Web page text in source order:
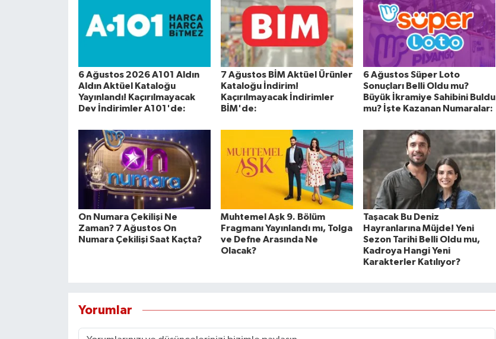
6 Ağustos 2026 A101 Aldın
Aldın Aktüel Kataloğu
Yayınlandı! Kaçırılmayacak
Dev İndirimler A101'de:
7 Ağustos BİM Aktüel Ürünler
Kataloğu İndirim!
Kaçırılmayacak İndirimler
BİM'de:
6 Ağustos Süper Loto
Sonuçları Belli Oldu mu?
Büyük İkramiye Sahibini Buldu
mu? İşte Kazanan Numaralar:
On Numara Çekilişi Ne
Zaman? 7 Ağustos On
Numara Çekilişi Saat Kaçta?
Muhtemel Aşk 9. Bölüm
Fragmanı Yayınlandı mı, Tolga
ve Defne Arasında Ne
Olacak?
Taşacak Bu Deniz
Hayranlarına Müjde! Yeni
Sezon Tarihi Belli Oldu mu,
Kadroya Hangi Yeni
Karakterler Katılıyor?
Yorumlar